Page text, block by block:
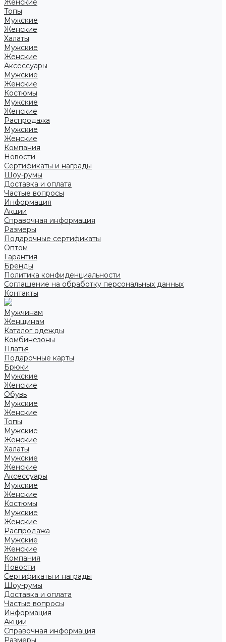
Женские
Топы
Мужские
Женские
Халаты
Мужские
Женские
Аксессуары
Мужские
Женские
Костюмы
Мужские
Женские
Распродажа
Мужские
Женские
Компания
Новости
Сертификаты и награды
Шоу-румы
Доставка и оплата
Частые вопросы
Информация
Акции
Справочная информация
Размеры
Подарочные сертификаты
Оптом
Гарантия
Бренды
Политика конфиденциальности
Соглашение на обработку персональных данных
Контакты
Мужчинам
Женщинам
Каталог одежды
Комбинезоны
Платья
Подарочные карты
Брюки
Мужские
Женские
Обувь
Мужские
Женские
Топы
Мужские
Женские
Халаты
Мужские
Женские
Аксессуары
Мужские
Женские
Костюмы
Мужские
Женские
Распродажа
Мужские
Женские
Компания
Новости
Сертификаты и награды
Шоу-румы
Доставка и оплата
Частые вопросы
Информация
Акции
Справочная информация
Размеры